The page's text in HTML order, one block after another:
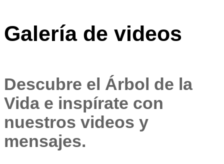
Redes
¡Síguenos
En
Redes
Sociales!
Galería de videos
Descubre el Árbol de la
Vida e inspírate con
nuestros videos y
mensajes.